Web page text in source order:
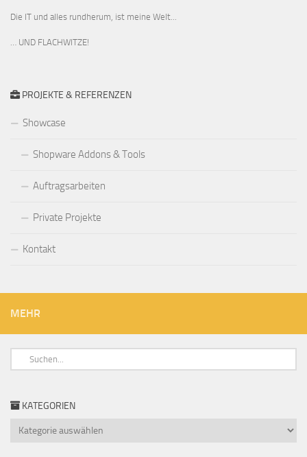
Die IT und alles rundherum, ist meine Welt...
… UND FLACHWITZE!
PROJEKTE & REFERENZEN
Showcase
Shopware Addons & Tools
Auftragsarbeiten
Private Projekte
Kontakt
MEHR
KATEGORIEN